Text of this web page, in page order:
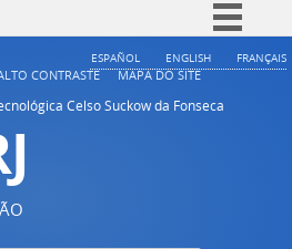
Simplifique!
ESPAÑOL ENGLISH FRANÇAIS
CONTRASTE
MAPA DO SITE
Celso Suckow da Fonseca